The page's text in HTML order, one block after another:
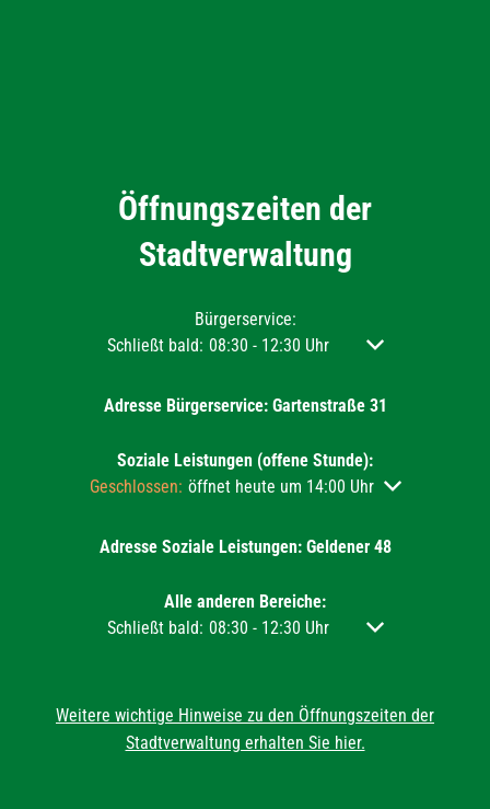
Öffnungszeiten der
Stadtverwaltung
Bürgerservice:
Klicken, um weitere Öffnungs- oder Schließzeiten
Schließt bald: 08:30 - 12:30 Uhr Von 08:30 bis
Adresse Bürgerservice: Gartenstraße 31
Soziale Leistungen (offene Stunde):
Klicken, um weitere Öffnungs- oder Schließzeiten
Geschlossen: öffnet heute um 14:00 Uhr
Adresse Soziale Leistungen: Geldener 48
Alle anderen Bereiche:
Klicken, um weitere Öffnungs- oder Schließzeiten
Schließt bald: 08:30 - 12:30 Uhr Von 08:30 bis
Weitere wichtige Hinweise zu den Öffnungszeiten der
Stadtverwaltung erhalten Sie hier.